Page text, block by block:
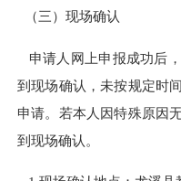
（三）现场确认
申请人网上申报成功后
到现场确认，未按规定时
申请。若本人因特殊原因
到现场确认。